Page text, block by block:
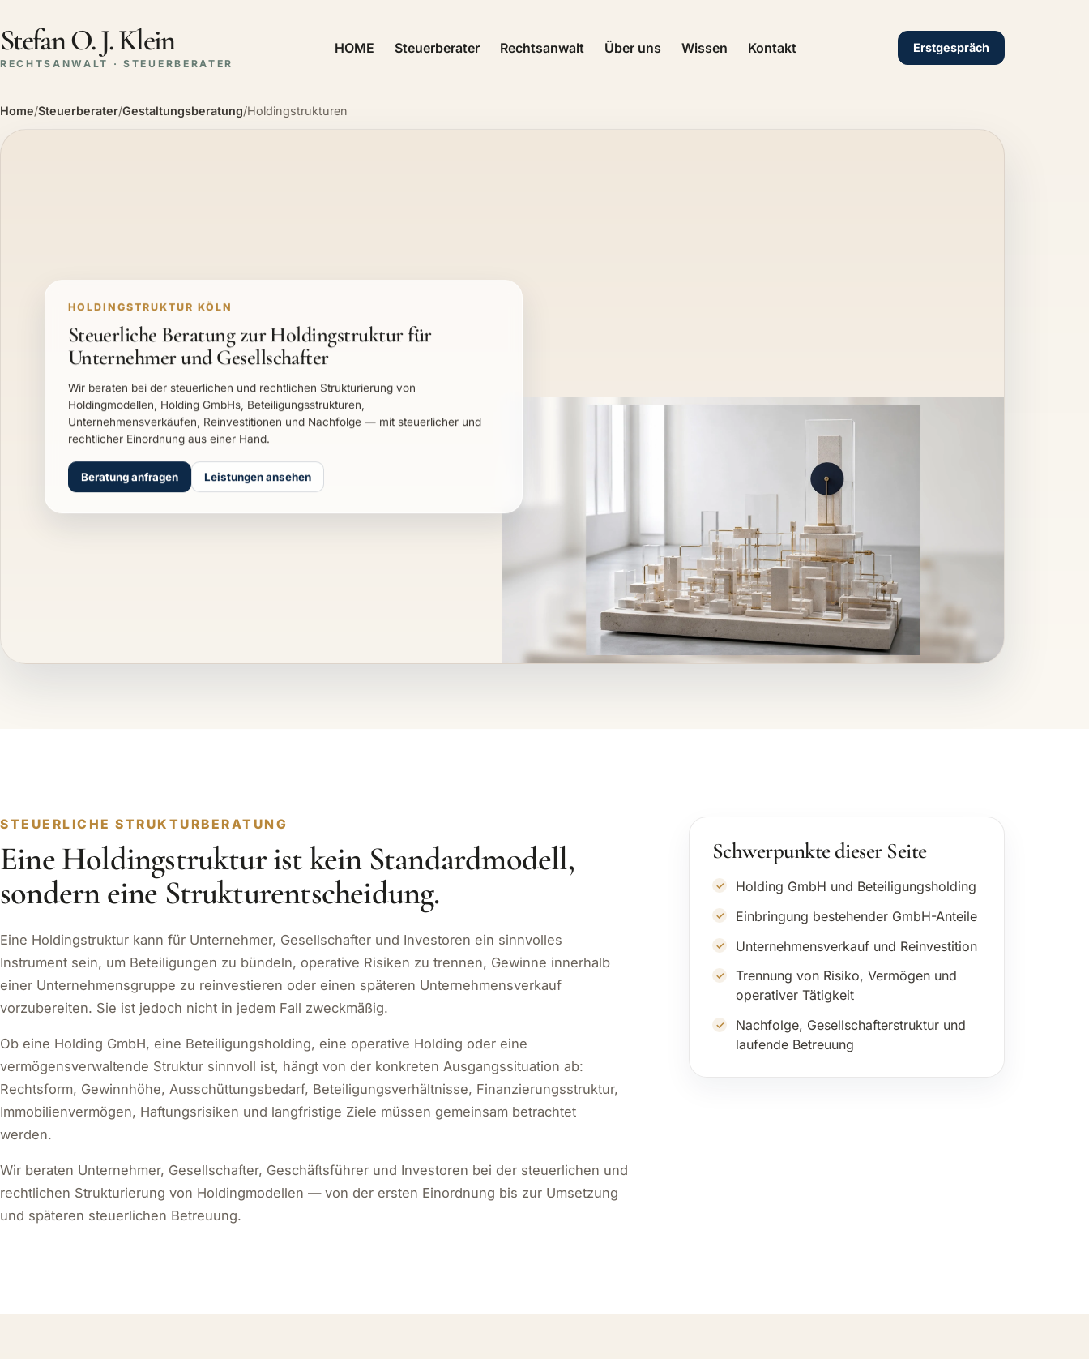
Stefan O. J. Klein
RECHTSANWALT · STEUERBERATER
HOME Steuerberater Rechtsanwalt Über uns Wissen Kontakt Erstgespräch
Home/Steuerberater/Gestaltungsberatung/Holdingstrukturen
HOLDINGSTRUKTUR KÖLN
Steuerliche Beratung zur Holdingstruktur für
Unternehmer und Gesellschafter
Wir beraten bei der steuerlichen und rechtlichen Strukturierung von
Holdingmodellen, Holding GmbHs, Beteiligungsstrukturen,
Unternehmensverkäufen, Reinvestitionen und Nachfolge — mit steuerlicher und
rechtlicher Einordnung aus einer Hand.
Beratung anfragen Leistungen ansehen
STEUERLICHE STRUKTURBERATUNG
Eine Holdingstruktur ist kein Standardmodell,
sondern eine Strukturentscheidung.
Eine Holdingstruktur kann für Unternehmer, Gesellschafter und Investoren ein sinnvolles
Instrument sein, um Beteiligungen zu bündeln, operative Risiken zu trennen, Gewinne innerhalb
einer Unternehmensgruppe zu reinvestieren oder einen späteren Unternehmensverkauf
vorzubereiten. Sie ist jedoch nicht in jedem Fall zweckmäßig.
Ob eine Holding GmbH, eine Beteiligungsholding, eine operative Holding oder eine
vermögensverwaltende Struktur sinnvoll ist, hängt von der konkreten Ausgangssituation ab:
Rechtsform, Gewinnhöhe, Ausschüttungsbedarf, Beteiligungsverhältnisse, Finanzierungsstruktur,
Immobilienvermögen, Haftungsrisiken und langfristige Ziele müssen gemeinsam betrachtet
werden.
Wir beraten Unternehmer, Gesellschafter, Geschäftsführer und Investoren bei der steuerlichen und
rechtlichen Strukturierung von Holdingmodellen — von der ersten Einordnung bis zur Umsetzung
und späteren steuerlichen Betreuung.
Schwerpunkte dieser Seite
Holding GmbH und Beteiligungsholding
Einbringung bestehender GmbH-Anteile
Unternehmensverkauf und Reinvestition
Trennung von Risiko, Vermögen und
operativer Tätigkeit
Nachfolge, Gesellschafterstruktur und
laufende Betreuung